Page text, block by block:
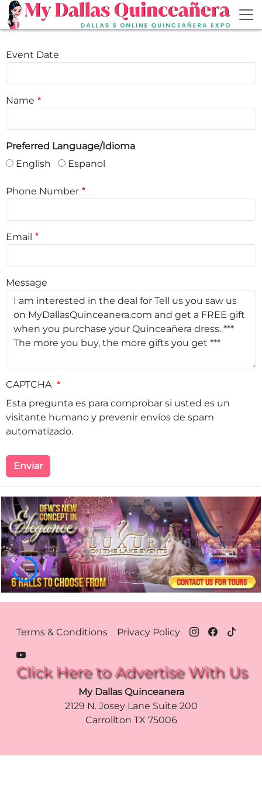
Skip to main content
Event Date
Name
Preferred Language/Idioma
English
Espanol
Phone Number
Email
Message
CAPTCHA
Esta pregunta es para comprobar si usted es un
visitante humano y prevenir envíos de spam
automatizado.
Footer Menu Dallas
Terms & Conditions Privacy Policy
Click Here to Advertise With Us
My Dallas Quinceanera
2129 N. Josey Lane Suite 200
Carrollton TX 75006